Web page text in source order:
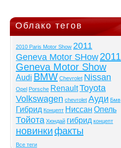
Облако тегов
2010 Paris Motor Show 2011
Geneva Motor SHow 2011
Geneva Motor Show
Audi BMW Chevrolet Nissan
Opel Porsche RenaultToyota
Volkswagen chevrolet Ауди Бмв
Гибрид Концепт Ниссан Опель
Тойота Хюндай гибрид концепт
новинкифакты
Все теги